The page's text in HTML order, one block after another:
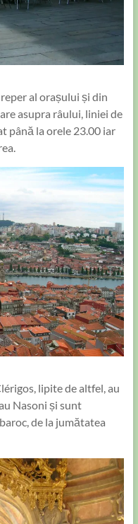
al orașului și din
asupra râului, liniei de
până la orele 23.00 iar
lipite de altfel, au
Nasoni și sunt
de la jumătatea